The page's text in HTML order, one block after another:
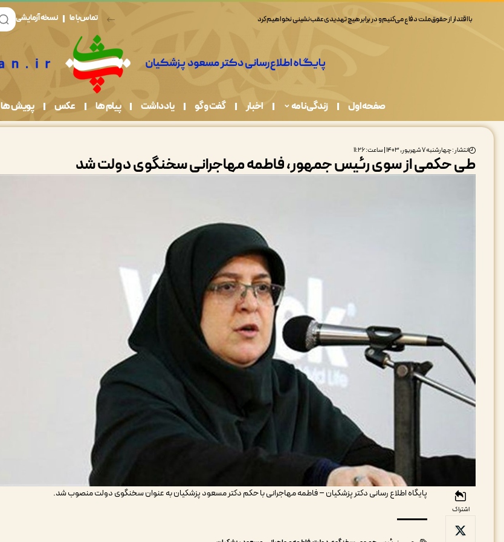
همه ما در قبال حفاظت از محیط زیست مسئولیم تماس با ما نسخه آزمایشی
صفحه اول زندگی نامه اخبار گفت و گو یادداشت پیام ها عکس پویش ها
انتشار : چهارشنبه ۷ شهریور, ۱۴۰۳ | ساعت: ۱۱:۲۶
طی حکمی از سوی رئیس جمهور، فاطمه مهاجرانی سخنگوی دولت شد
اشتراک
پایگاه اطلاع رسانی دکتر پزشکیان – فاطمه مهاجرانی با حکم دکتر مسعود پزشکیان به عنوان سخنگوی دولت منصوب شد.